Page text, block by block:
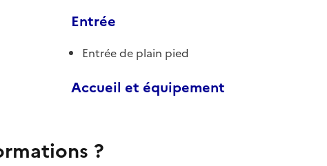
Entrée
Entrée de plain pied
Accueil et équipement
?